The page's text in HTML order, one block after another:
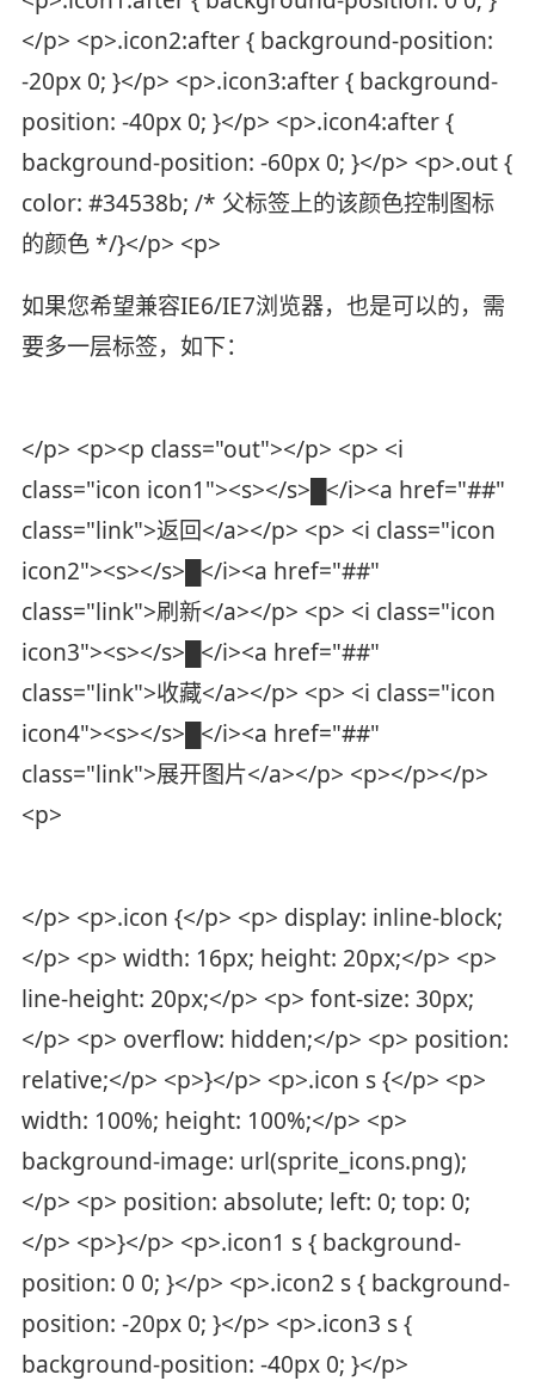
</p> <p>.icon2:after { background-position:
-20px 0; }</p> <p>.icon3:after { background-
position: -40px 0; }</p> <p>.icon4:after {
background-position: -60px 0; }</p> <p>.out {
color: #34538b; /* 父标签上的该颜色控制图标
的颜色 */}</p> <p>
如果您希望兼容IE6/IE7浏览器，也是可以的，需
要多一层标签，如下：
</p> <p><p class="out"></p> <p> <i
class="icon icon1"><s></s>█</i><a href="##"
class="link">返回</a></p> <p> <i class="icon
icon2"><s></s>█</i><a href="##"
class="link">刷新</a></p> <p> <i class="icon
icon3"><s></s>█</i><a href="##"
class="link">收藏</a></p> <p> <i class="icon
icon4"><s></s>█</i><a href="##"
class="link">展开图片</a></p> <p></p></p>
<p>
</p> <p>.icon {</p> <p> display: inline-block;
</p> <p> width: 16px; height: 20px;</p> <p>
line-height: 20px;</p> <p> font-size: 30px;
</p> <p> overflow: hidden;</p> <p> position:
relative;</p> <p>}</p> <p>.icon s {</p> <p>
width: 100%; height: 100%;</p> <p>
background-image: url(sprite_icons.png);
</p> <p> position: absolute; left: 0; top: 0;
</p> <p>}</p> <p>.icon1 s { background-
position: 0 0; }</p> <p>.icon2 s { background-
position: -20px 0; }</p> <p>.icon3 s {
background-position: -40px 0; }</p>